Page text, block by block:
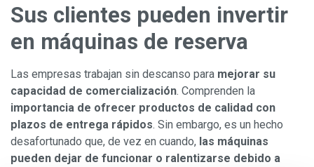
Sus clientes pueden invertir
en máquinas de reserva
Las empresas trabajan sin descanso para mejorar su
capacidad de comercialización. Comprenden la
importancia de ofrecer productos de calidad con
plazos de entrega rápidos. Sin embargo, es un hecho
desafortunado que, de vez en cuando, las máquinas
pueden dejar de funcionar o ralentizarse debido a